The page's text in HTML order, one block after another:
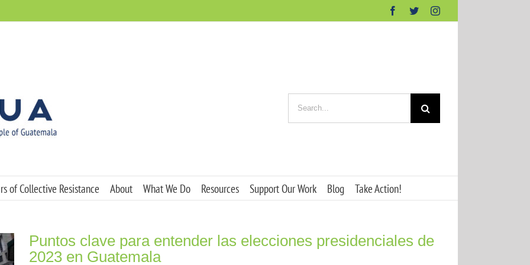
Facebook
TwitterInstagram
for:
of Collective Resistance About What We Do Resources Support Our Work Blog Take Action!
Puntos clave para entender las elecciones presidenciales de
2023 en Guatemala